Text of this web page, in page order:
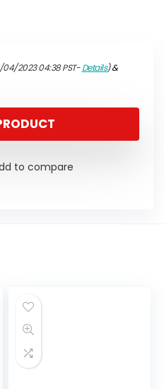
2023 04:38 PST-Details)&
to compare